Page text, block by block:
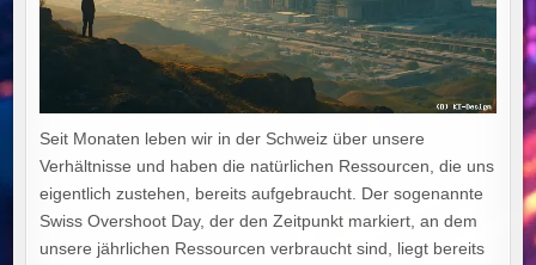
Seit Monaten leben wir in der Schweiz über unsere
Verhältnisse und haben die natürlichen Ressourcen, die uns
eigentlich zustehen, bereits aufgebraucht. Der sogenannte
Swiss Overshoot Day, der den Zeitpunkt markiert, an dem
unsere jährlichen Ressourcen verbraucht sind, liegt bereits